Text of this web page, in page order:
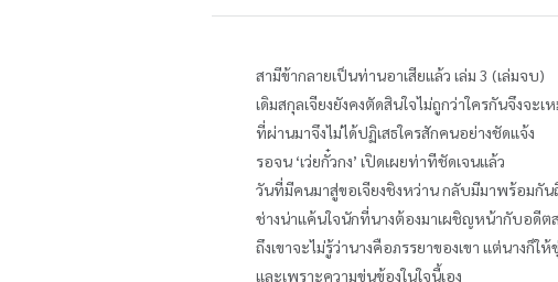
สามีข้ากลายเป็นท่านอาเสียแล้ว เล่ม 3 (เล่มจบ)
เดิมสกุลเจียงยังคงตัดสินใจไม่ถูกว่าใครกันจึงจะเ
ที่ผ่านมาจึงไม่ได้ปฏิเสธใครสักคนอย่างชัดแจ้ง
รอจน ‘เว่ยกั๋วกง’ เปิดเผยท่าทีชัดเจนแล้ว
วันที่มีคนมาสู่ขอเจียงชิงหว่าน กลับมีมาพร้อมกัน
ช่างน่าแค้นใจนักที่นางต้องมาเผชิญหน้ากับอดี
ถึงเขาจะไม่รู้ว่านางคือภรรยาของเขา แต่นางก็ใ
และเพราะความขุ่นข้องในใจนี้เอง